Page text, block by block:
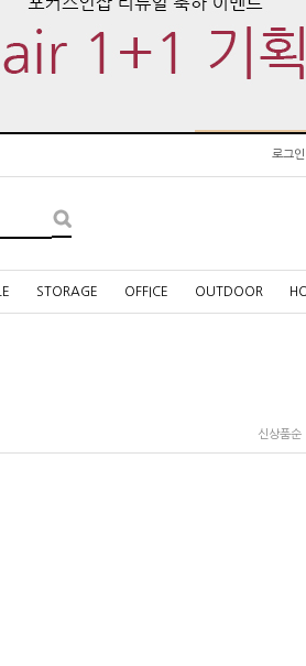
로그인
STORAGE OFFICE OUTDOOR
신상품순